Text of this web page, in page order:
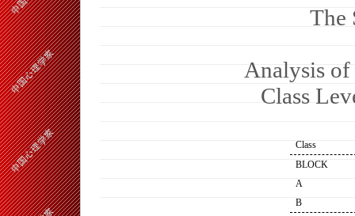
The
Analysis of
Class
Class
BLOCK
A
B